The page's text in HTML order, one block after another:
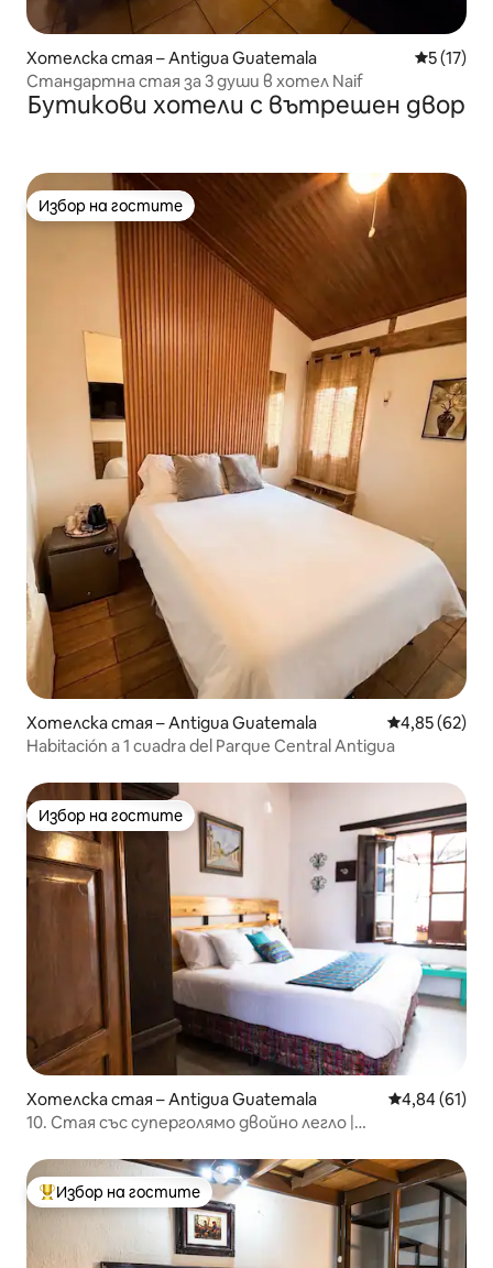
Хотелска стая – Antigua Guatemala Средна
5 (17)
Стандартна стая за 3 души в хотел Naif
Бутикови хотели с вътрешен двор
Избор на гостите
Избор на гостите
Хотелска стая – Antigua Guatemala Средна
4,85 (62)
Habitación a 1 cuadra del Parque Central Antigua
Избор на гостите
Избор на гостите
Хотелска стая – Antigua Guatemala Средна
4,84 (61)
10. Стая със суперголямо двойно легло |
Най-популярен избор на гостите
Избор на гостите